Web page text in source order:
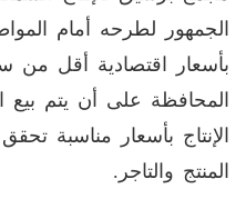
الجمهور لطرحه أمام
بأسعار اقتصادية أقل من
الإنتاج بأسعار مناسبة
المنتج والتاجر.